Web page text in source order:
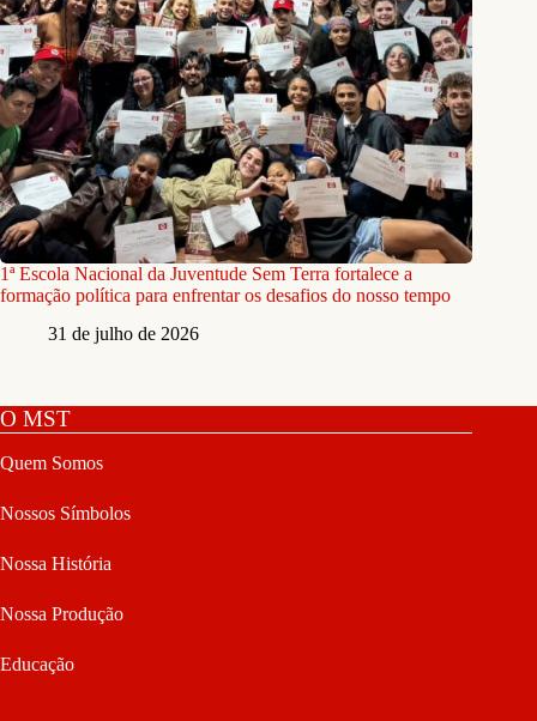
1ª Escola Nacional da Juventude Sem Terra fortalece a
formação política para enfrentar os desafios do nosso tempo
31 de julho de 2026
O MST
Quem Somos
Nossos Símbolos
Nossa História
Nossa Produção
Educação